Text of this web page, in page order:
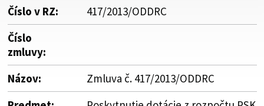
Číslo v RZ:
417/2013/ODDRC
Číslo
zmluvy:
Názov:
Zmluva č. 417/2013/ODDRC